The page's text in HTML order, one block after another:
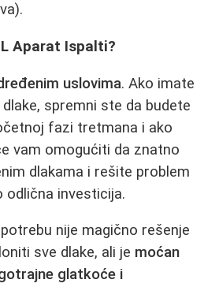
Aparat Ispalti?
uslovima. Ako imate
spremni ste da budete
fazi tretmana i ako
vam omogućiti da znatno
dlakama i rešite problem
odlična investicija.
nije magično rešenje
sve dlake, ali je moćan
glatkoće i